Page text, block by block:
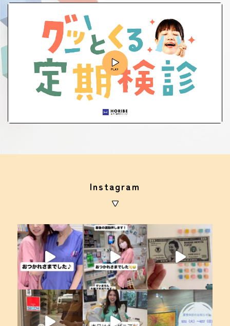
Instagram